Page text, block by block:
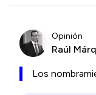
Opinión
Raúl
Los